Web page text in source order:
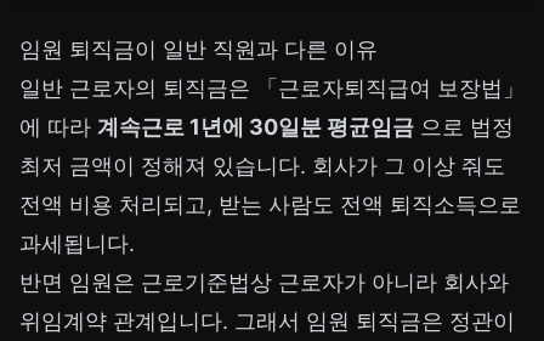
임원 퇴직금이 일반 직원과 다른 이유
일반 근로자의 퇴직금은 「근로자퇴직급여 보장법」
에 따라 계속근로 1년에 30일분 평균임금 으로 법정
최저 금액이 정해져 있습니다. 회사가 그 이상 줘도
전액 비용 처리되고, 받는 사람도 전액 퇴직소득으로
과세됩니다.
반면 임원은 근로기준법상 근로자가 아니라 회사와
위임계약 관계입니다. 그래서 임원 퇴직금은 정관이